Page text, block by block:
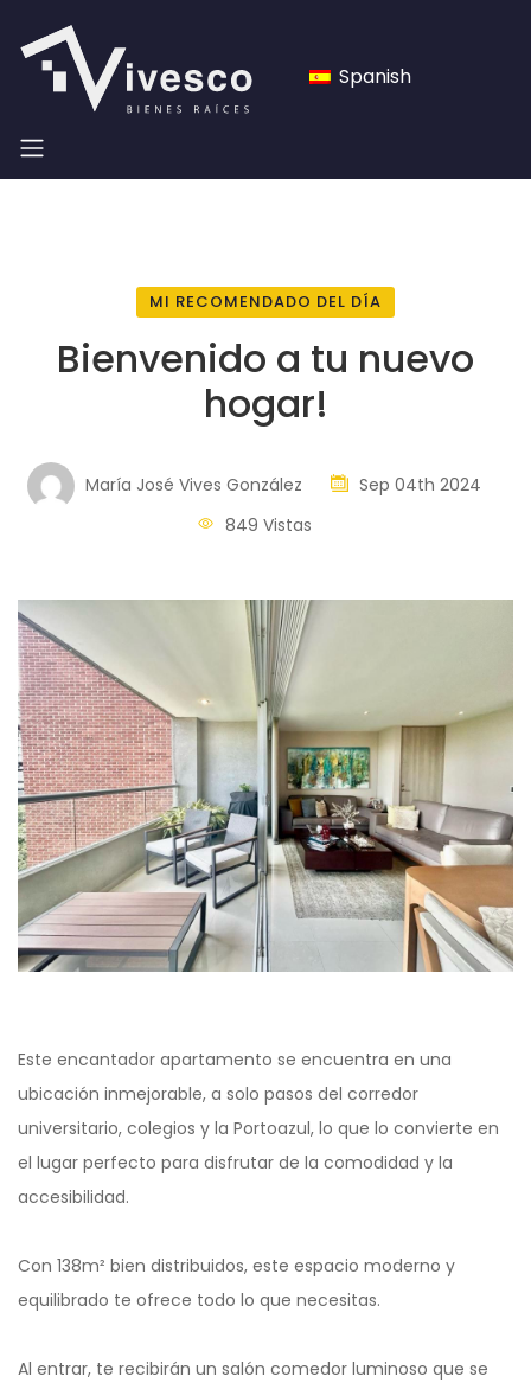
Spanish
MI RECOMENDADO DEL DÍA
Bienvenido a tu nuevo
hogar!
María José Vives González
Sep 04th 2024
849 Vistas
Este encantador apartamento se encuentra en una
ubicación inmejorable, a solo pasos del corredor
universitario, colegios y la Portoazul, lo que lo convierte en
el lugar perfecto para disfrutar de la comodidad y la
accesibilidad.
Con 138m² bien distribuidos, este espacio moderno y
equilibrado te ofrece todo lo que necesitas.
Al entrar, te recibirán un salón comedor luminoso que se